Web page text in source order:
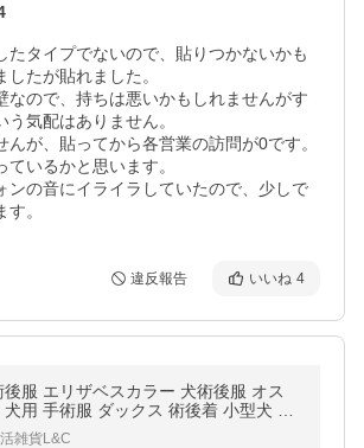
たタイプでないので、貼りつかないかも
したが貼れました。
なので、持ちは悪いかもしれませんがす
う気配はありません。
んが、貼ってから各営業の訪問が0です。
ているかと思います。
ンの音にイライラしていたので、少しで
。
違反報告 いいね 4
後服 エリザベスカラー 犬術後服 オス
犬用 手術服 ダックス 術後着 小型犬 中
去勢
雑貨L&C